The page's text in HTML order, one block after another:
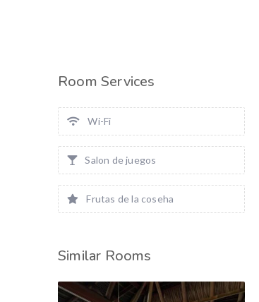
Room Services
Wi-Fi
Salon de juegos
Frutas de la coseha
Similar Rooms